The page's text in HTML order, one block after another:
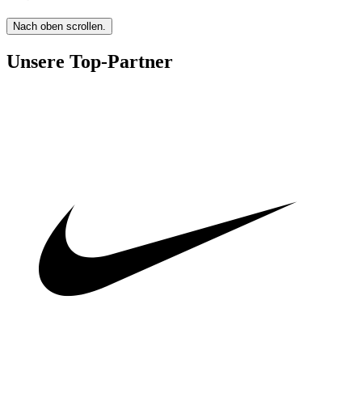
Nach oben scrollen.
Unsere Top-Partner